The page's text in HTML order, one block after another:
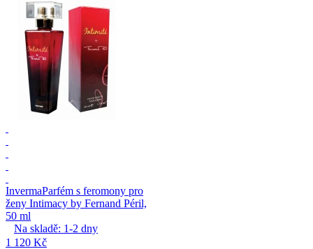
InvermaParfém s feromony pro
ženy Intimacy by Fernand Péril,
50 ml
Na skladě: 1-2 dny
1 120 Kč